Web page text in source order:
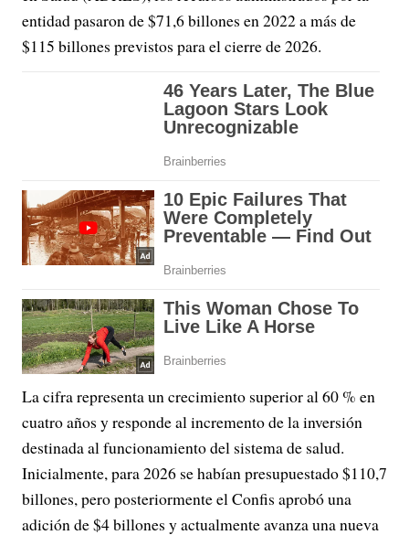
entidad pasaron de $71,6 billones en 2022 a más de
$115 billones previstos para el cierre de 2026.
La cifra representa un crecimiento superior al 60 % en
cuatro años y responde al incremento de la inversión
destinada al funcionamiento del sistema de salud.
Inicialmente, para 2026 se habían presupuestado $110,7
billones, pero posteriormente el Confis aprobó una
adición de $4 billones y actualmente avanza una nueva